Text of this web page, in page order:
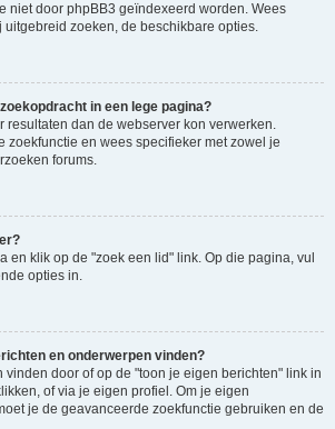
niet door phpBB3 geïndexeerd worden. Wees
zoeken, de beschikbare opties.
in een lege pagina?
resultaten dan de webserver kon verwerken.
zoekfunctie en wees specifieker met zowel je
forums.
en klik op de "zoek een lid" link. Op die pagina, vul
opties in.
en onderwerpen vinden?
vinden door of op de "toon je eigen berichten" link in
of via je eigen profiel. Om je eigen
je de geavanceerde zoekfunctie gebruiken en de